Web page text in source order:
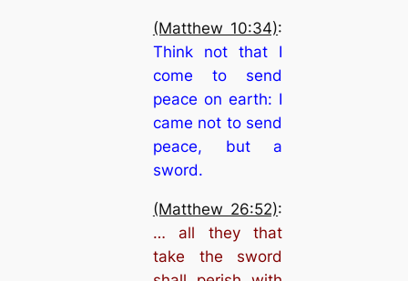
(Matthew 10:34):
Think not that I
come to send
peace on earth: I
came not to send
peace, but a
sword.
(Matthew 26:52):
… all they that
take the sword